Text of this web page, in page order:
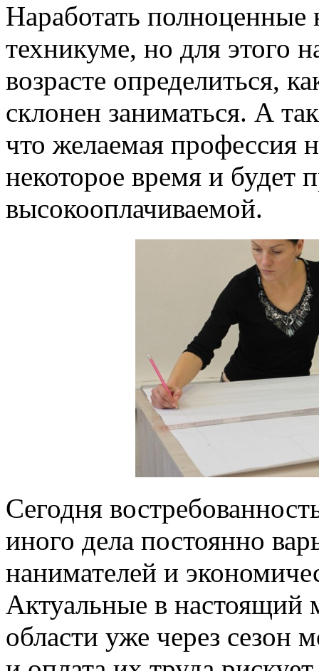
Наработать
техникуме, но для этого
возрасте определиться,
склонен заниматься. А
что желаемая профессия
некоторое время и будет
высокооплачиваемой.
Сегодня
иного дела постоянно
нанимателей и
Актуальные в настоящий
области уже через сезон